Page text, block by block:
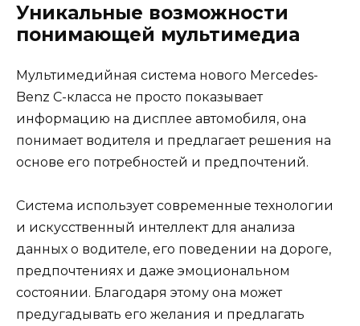
Уникальные возможности
понимающей мультимедиа
Мультимедийная система нового Mercedes-
Benz C-класса не просто показывает
информацию на дисплее автомобиля, она
понимает водителя и предлагает решения на
основе его потребностей и предпочтений.
Система использует современные технологии
и искусственный интеллект для анализа
данных о водителе, его поведении на дороге,
предпочтениях и даже эмоциональном
состоянии. Благодаря этому она может
предугадывать его желания и предлагать